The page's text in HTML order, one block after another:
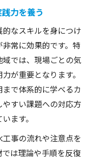
力を養う
なスキルを身につけ
常に効果的です。特
では、現場ごとの気
が重要となります。
で体系的に学べるカ
すい課題への対応方
ます。
事の流れや注意点を
は理論や手順を反復